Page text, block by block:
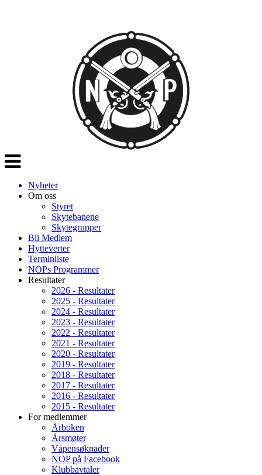
Veksle
navigasjon
Nyheter
Om oss
Styret
Skytebanene
Skytegrupper
Bli Medlem
Hytteverter
Terminliste
NOPs Programmer
Resultater
2026 - Resultater
2025 - Resultater
2024 - Resultater
2023 - Resultater
2022 - Resultater
2021 - Resultater
2020 - Resultater
2019 - Resultater
2018 - Resultater
2017 - Resultater
2016 - Resultater
2015 - Resultater
For medlemmer
Årboken
Årsmøter
Våpensøknader
NOP på Facebook
Klubbavtaler